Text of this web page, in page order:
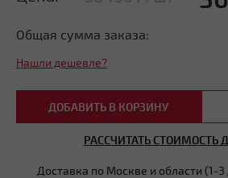
Общая сумма заказа:
Нашли дешевле?
ДОБАВИТЬ В КОРЗИНУ
РАССЧИТАТЬ СТОИМОСТЬ
Доставка по Москве и области (1-3